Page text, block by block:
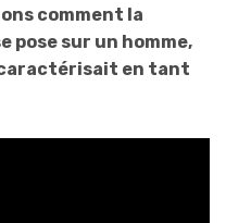
comment la
pose sur un homme,
en tant